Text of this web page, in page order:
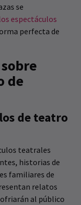
se
espectáculos
perfecta de
de
de teatro
teatrales
historias de
familiares de
relatos
al público